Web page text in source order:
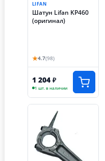
LIFAN
Шатун Lifan KP460
(оригинал)
★4.7(98)
1 204 ₽
1 шт. в наличии